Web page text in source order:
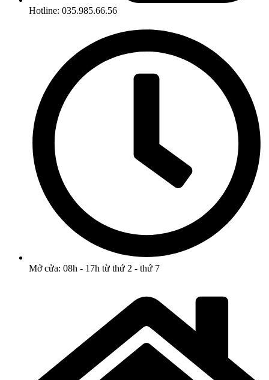
Hotline: 035.985.66.56
Mở cửa: 08h - 17h từ thứ 2 - thứ 7